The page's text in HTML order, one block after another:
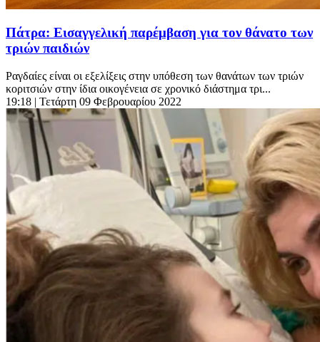
Πάτρα: Εισαγγελική παρέμβαση για τον θάνατο των
τριών παιδιών
Ραγδαίες είναι οι εξελίξεις στην υπόθεση των θανάτων των τριών
κοριτσιών στην ίδια οικογένεια σε χρονικό διάστημα τρι...
19:18 | Τετάρτη 09 Φεβρουαρίου 2022